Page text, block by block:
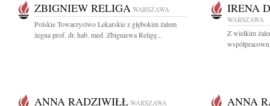
ZBIGNIEW RELIGA WARSZAWA
Polskie Towarzystwo Lekarskie z głębokim żalem
żegna prof. dr. hab. med. Zbigniewa Religę...
IRENA
WARSZAWA
Z wielkim
ANNA RADZIWIŁŁ WARSZAWA ANNA